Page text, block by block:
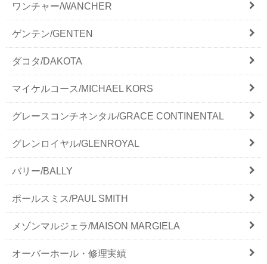
ワンチャー/WANCHER
ゲンテン/GENTEN
ダコタ/DAKOTA
マイケルコース/MICHAEL KORS
グレースコンチネンタル/GRACE CONTINENTAL
グレンロイヤル/GLENROYAL
バリー/BALLY
ポールスミス/PAUL SMITH
メゾンマルジェラ/MAISON MARGIELA
オーバーホール・修理実績